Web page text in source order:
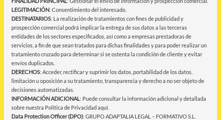
LEGITIMACIÓN: Consentimiento del interesado.
DESTINATARIOS: La realización de tratamientos con fines de publicidad y
prospección comercial podrá implicar la entrega de sus datos a las terceras
entidades de los sectores especificados, así como a empresas prestadoras de
servicios, a fin de que sean tratados para dichas finalidades y para poder realizar un
tratamiento cruzado para determinar si se ostenta la condición de cliente y evitar
envíos duplicados.
DERECHOS: Acceder, rectificar y suprimir los datos, portabilidad de los datos,
limitación u oposición a su tratamiento, transparencia y derecho a no ser objeto de
decisiones automatizadas.
INFORMACIÓN ADICIONAL: Puede consultar la información adicional y detallada
sobre nuestra Política de Privacidadaquí
Data Protection Officer (DPO): GRUPO ADAPTALIA LEGAL – FORMATIVO S.L.